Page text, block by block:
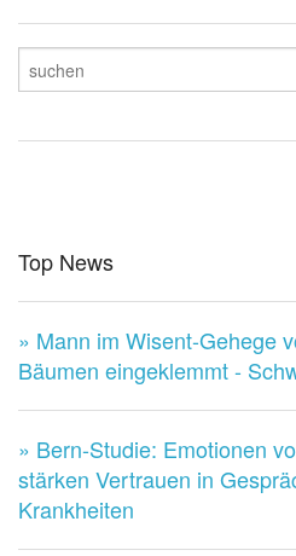
Top News
» Mann im Wisent-Gehege
Bäumen eingeklemmt -
» Bern-Studie: Emotionen
stärken Vertrauen in
Krankheiten